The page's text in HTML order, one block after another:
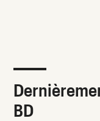
BD